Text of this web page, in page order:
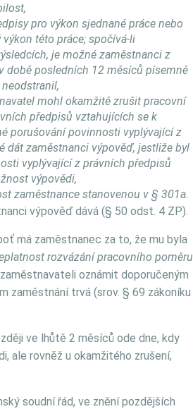
pro výkon sjednané práce nebo
této práce; spočívá-li
je možné zaměstnanci z
době posledních 12 měsíců písemně
mohl okamžitě zrušit pracovní
předpisů vztahujících se k
porušování povinnosti vyplývající z
dát zaměstnanci výpověď, jestliže byl
vyplývající z právních předpisů
výpovědi,
zaměstnance stanovenou v § 301a.
výpověď dává (§ 50 odst. 4 ZP).
má zaměstnanec za to, že mu byla
rozvázání pracovního poměru
oznámit doporučeným
zaměstnání trvá (srov. § 69 zákoníku
ve lhůtě 2 měsíců ode dne, kdy
ale rovněž u okamžitého zrušení,
soudní řád, ve znění pozdějších